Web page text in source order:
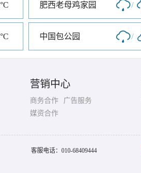
肥西老母鸡家园 /
中国包公园 /
营销中心
商务合作
广告服务
媒资合作
客服电话： 010-68409444